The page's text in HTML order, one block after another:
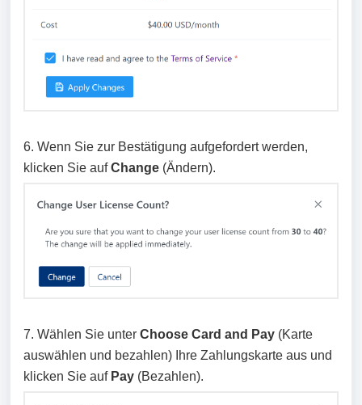
6. Wenn Sie zur Bestätigung aufgefordert werden,
klicken Sie aufChange (Ändern).
7. Wählen Sie unter Choose Card and Pay (Karte
auswählen und bezahlen) Ihre Zahlungskarte aus und
klicken Sie auf Pay (Bezahlen).